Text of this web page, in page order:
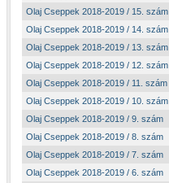
Olaj Cseppek 2018-2019 / 15. szám
Olaj Cseppek 2018-2019 / 14. szám
Olaj Cseppek 2018-2019 / 13. szám
Olaj Cseppek 2018-2019 / 12. szám
Olaj Cseppek 2018-2019 / 11. szám
Olaj Cseppek 2018-2019 / 10. szám
Olaj Cseppek 2018-2019 / 9. szám
Olaj Cseppek 2018-2019 / 8. szám
Olaj Cseppek 2018-2019 / 7. szám
Olaj Cseppek 2018-2019 / 6. szám